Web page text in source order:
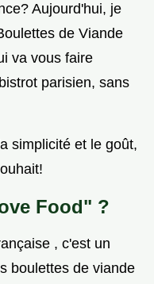
Aujourd'hui, je
de Viande
va vous faire
parisien, sans
simplicité et le goût,
Food" ?
, c'est un
boulettes de viande